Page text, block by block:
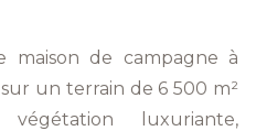
maison de campagne à
un terrain de 6 500 m²
luxuriante,